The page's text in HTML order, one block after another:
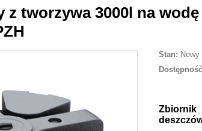
tworzywa 3000l na
Stan: